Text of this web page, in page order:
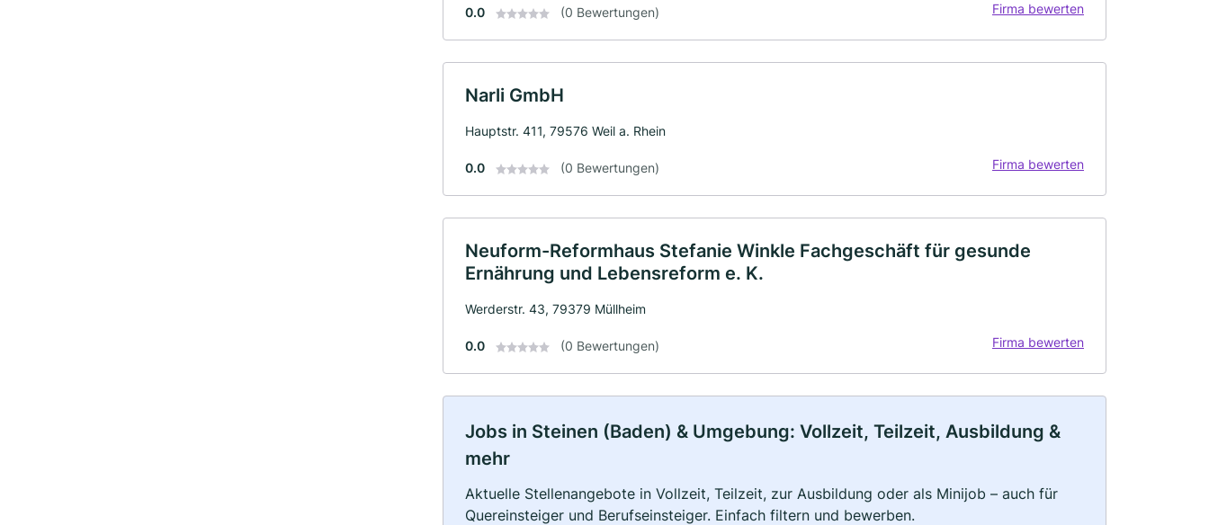
0.0 (0 Bewertungen) Firma bewerten
Narli GmbH
Hauptstr. 411, 79576 Weil a. Rhein
0.0 (0 Bewertungen) Firma bewerten
Neuform-Reformhaus Stefanie Winkle Fachgeschäft für gesunde
Ernährung und Lebensreform e. K.
Werderstr. 43, 79379 Müllheim
0.0 (0 Bewertungen) Firma bewerten
Jobs in Steinen (Baden) & Umgebung: Vollzeit, Teilzeit, Ausbildung &
mehr
Aktuelle Stellenangebote in Vollzeit, Teilzeit, zur Ausbildung oder als Minijob – auch für
Quereinsteiger und Berufseinsteiger. Einfach filtern und bewerben.